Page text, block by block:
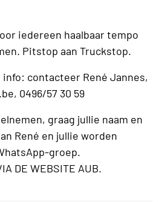
iedereen haalbaar tempo
Pitstop aan Truckstop.
contacteer René Jannes,
0496/57 30 59
graag jullie naam en
René en jullie worden
groep.
DE WEBSITE AUB.